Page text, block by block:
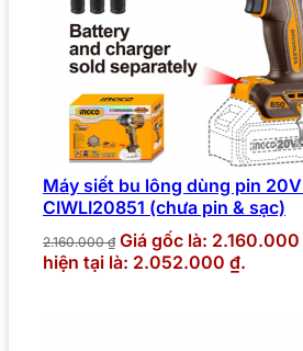
Máy siết bu lông dùng pin
CIWLI20851 (chưa pin & sạc)
2.160.000₫ Giá gốc là: 2.160.000
hiện tại là: 2.052.000 ₫.